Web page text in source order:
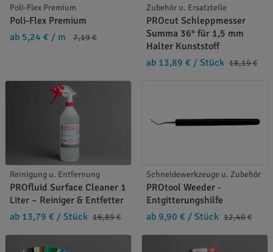
Poli-Flex Premium
Poli-Flex Premium
ab 5,24 € / m 7,19 €
Zubehör u. Ersatzteile
PROcut Schleppmesser
Summa 36° für 1,5 mm
Halter Kunststoff
ab 13,89 € / Stück 18,19 €
Reinigung u. Entfernung
PROfluid Surface Cleaner 1
Liter – Reiniger & Entfetter
ab 13,79 € / Stück 16,89 €
Schneidewerkzeuge u. Zubehör
PROtool Weeder -
Entgitterungshilfe
ab 9,90 € / Stück 12,40 €